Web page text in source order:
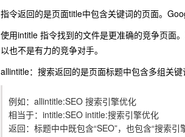
指令返回的是页面title中包含关键词的页面。
使用intitle 指令找到的文件是更准确的竞争页面
以也不是有力的竞争对手。
allintitle：搜索返回的是页面标题中包含多组关键
例如：allintitle:SEO 搜索引擎优化
相当于：intitle:SEO intitle:搜索引擎优化
返回：标题中中既包含“SEO”，也包含“搜索引